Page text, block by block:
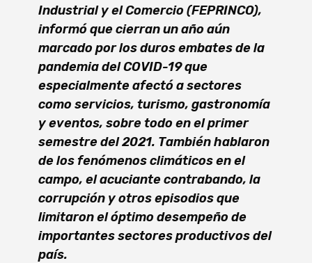
Industrial y el Comercio (FEPRINCO),
informó que cierran un año aún
marcado por los duros embates de la
pandemia del COVID-19 que
especialmente afectó a sectores
como servicios, turismo, gastronomía
y eventos, sobre todo en el primer
semestre del2021. También hablaron
de los fenómenos climáticos en el
campo, el acuciante contrabando, la
corrupción y otros episodios que
limitaron el óptimo desempeño de
importantes sectoresproductivos del
país.